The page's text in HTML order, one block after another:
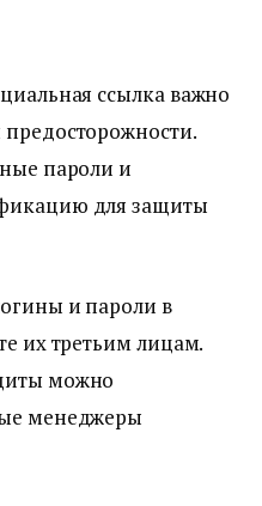
ссылка важно
пароли и
для защиты
и пароли в
их третьим лицам.
можно
менеджеры